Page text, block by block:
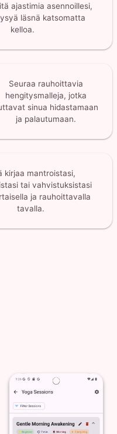
ajastimia asennoillesi,
läsnä katsomatta
kelloa.
Seuraa rauhoittavia
hengitysmalleja, jotka
sinua hidastamaan
ja palautumaan.
kirjaa mantroistasi,
tai vahvistuksistasi
ja rauhoittavalla
tavalla.